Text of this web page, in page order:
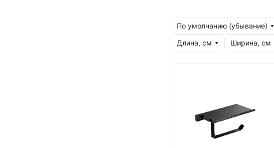
По умолчанию (убывание)
Длина, см
Ширина, см